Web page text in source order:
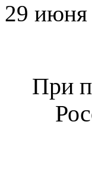
29 июня
При